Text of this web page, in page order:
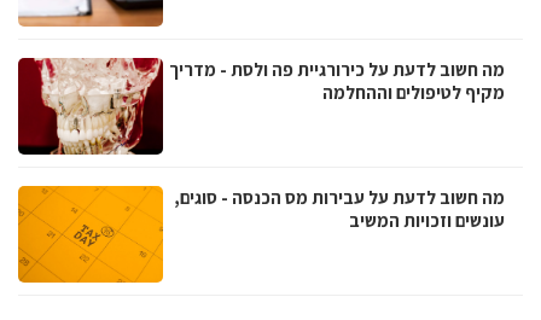
מה חשוב לדעת על כירורגיית פה ולסת - מדריך
מקיף לטיפולים וההחלמה
מה חשוב לדעת על עבירות מס הכנסה - סוגים,
עונשים וזכויות המשיב